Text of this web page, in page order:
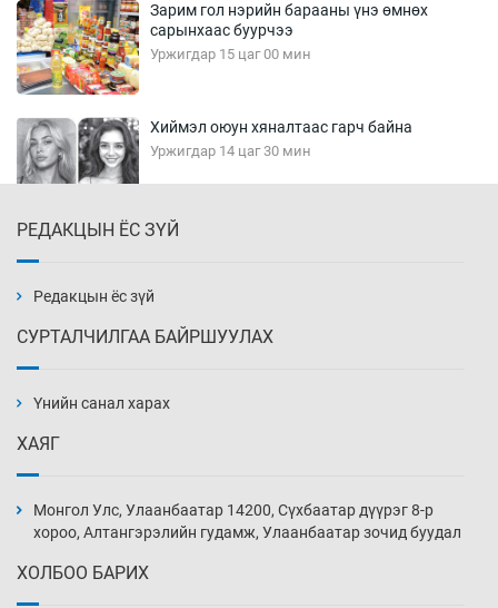
Зарим гол нэрийн барааны үнэ өмнөх
сарынхаас буурчээ
Уржигдар 15 цаг 00 мин
Хиймэл оюун хяналтаас гарч байна
Уржигдар 14 цаг 30 мин
Уржигдар 14 цаг 00 мин
нэмэгджээ
Уржигдар 13 цаг 30 мин
РЕДАКЦЫН ЁС ЗҮЙ
Редакцын ёс зүй
СУРТАЛЧИЛГАА БАЙРШУУЛАХ
Үнийн санал харах
ХАЯГ
Монгол Улс, Улаанбаатар 14200, Сүхбаатар дүүрэг 8-р
хороо, Алтангэрэлийн гудамж, Улаанбаатар зочид буудал
ХОЛБОО БАРИХ